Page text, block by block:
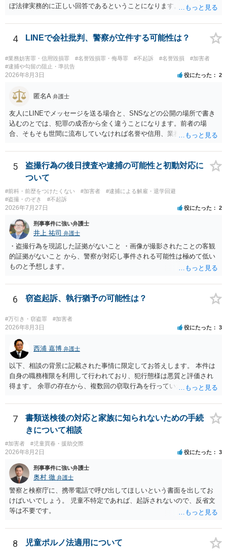
ぼ法律実務的に正しい回答であるということになります。 ３人聞いて
２になった場合は、どちらも法律実務的にありえるということであ
り、３人の弁護士の中で、一番相性の良いいざというときに弁護を頼
みたい弁護士を決め、その弁護士の発言を信じるということになりま
す。 その３人の中で「逮捕されない」と断言した弁護士には基本的に
委任しないほうがよいと思われます。 そもそも意見が分かれるような
事案で、断言すること自体が不適切であるからです。 ただ、相談者が
の気持ちを理解した上で、「逮捕されてもすぐに（自ら）接見して、
士に予め費用の見積もりをしておいても良いかと思われます。
4 LINEで会社批判、警察が立件する可能性は？
#業務妨害罪・信用毀損罪 #名誉毀損罪・侮辱罪 #不起訴 #名誉毀損
#加害者
#逮捕や勾留の阻止・準抗告
2026年8月3日 役にたった 2
匿名A 弁護士
友人にLINEでメッセージを送る場合と、SNSなどの公開の場所で書き
込むのとでは、犯罪の成否から全く違うことになります。前者の場
合、そもそも世間に流布していなければ名誉や信用、業務にかかる犯
5
盗撮行為の後日捜査や逮捕の可能性と初動対応に
ついて
#前科・前歴をつけたくない #加害者
#逮捕による解雇・退学回避
#盗撮・のぞき
#不起訴
2026年7月27日 役にたった 2
刑事事件に強い弁護士
井上 祐司 弁護士
・盗撮行為を現認した証拠がないこと ・画像が撮影されたことの客観
的証拠がないこと から、警察が対応し事件される可能性は極めて低い
ものと予想します。
6 窃盗起訴、執行猶予の可能性は？
#万引き・窃盗罪 #加害者
2026年8月3日 役にたった 3
西浦 嘉博 弁護士
以下、相談の背景に記載された事情に限定してお答えします。 本件は
自身の職務権限を利用して行われており、犯行態様は悪質と評価され
得ます。 余罪の存在から、複数回の窃取行為を行っていたことも悪質
ると思われます。 他方、余罪を含めた全額を弁済していることは、被
害者の経済的損害の回復として有利に斟酌されます。 また、前科前歴
を有しないことも、規範意識が鈍磨しきっているとまでは言えず、有
利な点です。 その他、家族の監督等の情状証拠を適切に提出すること
で、私見ですが、執行猶予判決を視野に入れることが可能な事案と思
われます。 上記、一つの意見として参考ください。
7
書類送検後の対応と家族に知られないための手続
きについて相談
#加害者 #児童買春・援助交際
2026年8月2日 役にたった 3
刑事事件に強い弁護士
奥村 徹 弁護士
警察と検察庁に、携帯電話で呼び出してほしいという書面を出してお
けばいいでしょう。 児童不特定であれば、起訴されないので、反省文
等は不要です。
8 児童ポルノ法適用について